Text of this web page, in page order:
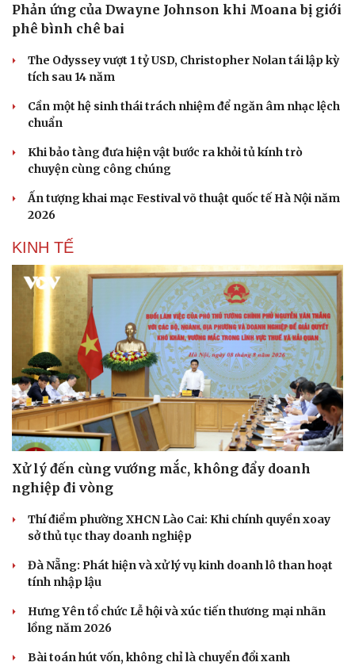
Thể thao
Bóng đá
Lịch thi đấu bóng đá
Thế giới thể thao
eSports
Hậu trường
Ô tô - Xe máy
Ô tô
Xe máy
Tư vấn
Phản ứng của Dwayne Johnson khi Moana bị giới
phê bình chê bai
The Odyssey vượt 1 tỷ USD, Christopher Nolan tái lập kỳ
tích sau 14 năm
Cần một hệ sinh thái trách nhiệm để ngăn âm nhạc lệch
chuẩn
Khi bảo tàng đưa hiện vật bước ra khỏi tủ kính trò
chuyện cùng công chúng
Ấn tượng khai mạc Festival võ thuật quốc tế Hà Nội năm
2026
KINH TẾ
Xử lý đến cùng vướng mắc, không đẩy doanh
nghiệp đi vòng
Thí điểm phường XHCN Lào Cai: Khi chính quyền xoay
sở thủ tục thay doanh nghiệp
Đà Nẵng: Phát hiện và xử lý vụ kinh doanh lô than hoạt
tính nhập lậu
Hưng Yên tổ chức Lễ hội và xúc tiến thương mại nhãn
lồng năm 2026
Bài toán hút vốn, không chỉ là chuyển đổi xanh